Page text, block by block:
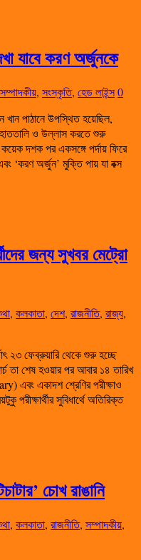
যাবে করণ অর্জুনকে
সম্পাদকীয়, সংস্কৃতি, হেড লাইন্স0
খান পাঠানে উপস্থিত হয়েছিল,
হাততালি ও উল্লাস করতে শুরু
দশক পর একসঙ্গে পর্দায় ফিরে
‘করণ অর্জুন’ মুক্তি পায় যা বক্স
জন্য সুখবর মেট্রো
, কলকাতা, দেশ, রাজনীতি, রাজ্য,
২৩ ফেব্রুয়ারি থেকে শুরু হচ্ছে
তা শেষ হওয়ার পর আবার ১৪ তারিখ
এবং একাদশ শ্রেণির পরীক্ষাও
সুবিধার্থে অতিরিক্ত
চোখ রাঙানি
, কলকাতা, রাজনীতি, সম্পাদকীয়,